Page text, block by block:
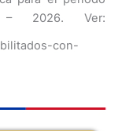
– 2026. Ver:
con-